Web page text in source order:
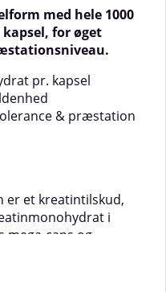
med hele 1000
for øget
pr. kapsel
& præstation
er et kreatintilskud,
i
mega-caps og
pr. kapsel. Passer